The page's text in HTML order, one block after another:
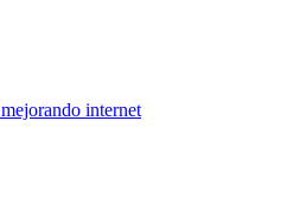
internet